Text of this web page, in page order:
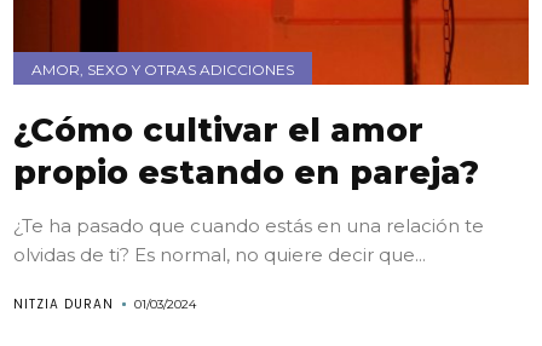
AMOR, SEXO Y OTRAS ADICCIONES
¿Cómo cultivar el amor
propio estando en pareja?
¿Te ha pasado que cuando estás en una relación te
olvidas de ti? Es normal, no quiere decir que...
NITZIA DURAN 01/03/2024